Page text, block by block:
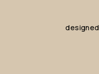
designed